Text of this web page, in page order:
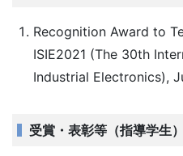
Recognition Award to
ISIE2021 (The 30th
Industrial Electronics),
受賞・表彰等（指導学生）